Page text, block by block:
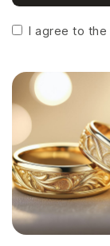
I agree to the